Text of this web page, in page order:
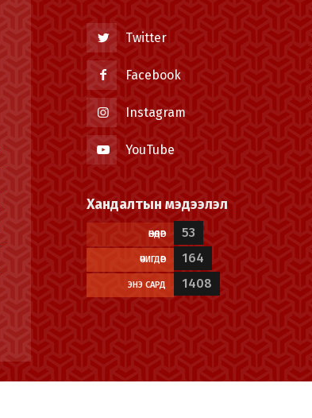
Twitter
Facebook
Instagram
YouTube
Хандалтын мэдээлэл
ӨНӨӨДӨР 53
ӨЧИГДӨР 164
ЭНЭ САРД 1408